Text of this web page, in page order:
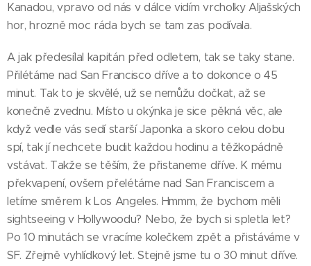
Kanadou, vpravo od nás v dálce vidím vrcholky Aljašských
hor, hrozně moc ráda bych se tam zas podívala.
A jak předesílal kapitán před odletem, tak se taky stane.
Přilétáme nad San Francisco dříve a to dokonce o 45
minut. Tak to je skvělé, už se nemůžu dočkat, až se
konečně zvednu. Místo u okýnka je sice pěkná věc, ale
když vedle vás sedí starší Japonka a skoro celou dobu
spí, tak jí nechcete budit každou hodinu a těžkopádně
vstávat. Takže se těším, že přistaneme dříve. K mému
překvapení, ovšem přelétáme nad San Franciscem a
letíme směrem k Los Angeles. Hmmm, že bychom měli
sightseeing v Hollywoodu? Nebo, že bych si spletla let?
Po 10 minutách se vracíme kolečkem zpět a přistáváme v
SF. Zřejmě vyhlídkový let. Stejně jsme tu o 30 minut dříve.